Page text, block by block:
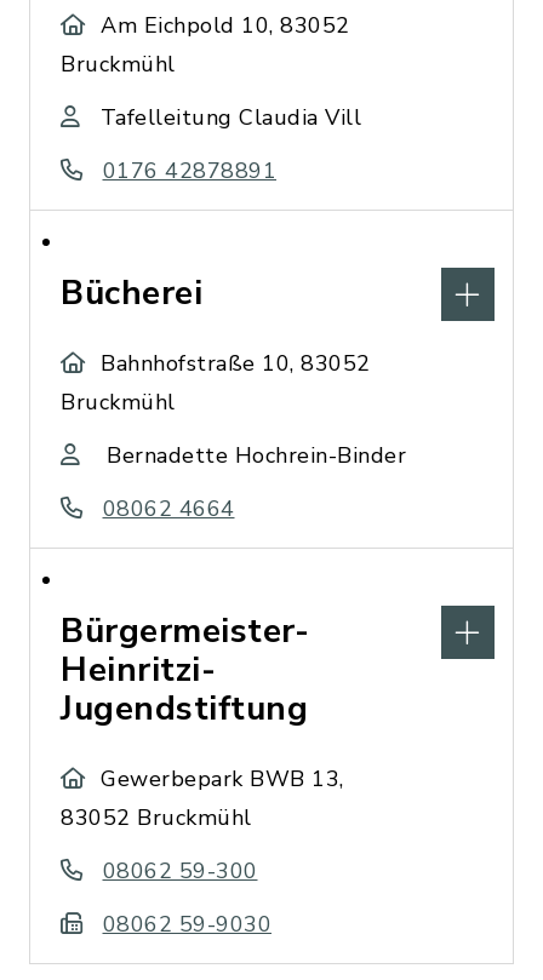
Am Eichpold 10, 83052
Bruckmühl
Tafelleitung Claudia Vill
0176 42878891
Bücherei
Bahnhofstraße 10, 83052
Bruckmühl
Bernadette Hochrein-Binder
08062 4664
Bürgermeister-
Heinritzi-
Jugendstiftung
Gewerbepark BWB 13,
83052 Bruckmühl
08062 59-300
08062 59-9030